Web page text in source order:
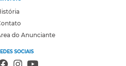
do Anunciante
SOCIAIS